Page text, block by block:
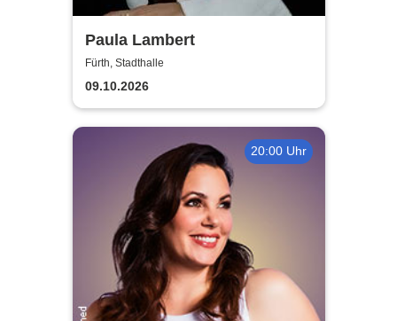
Paula Lambert
Fürth, Stadthalle
09.10.2026
20:00 Uhr